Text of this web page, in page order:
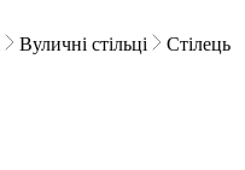
Вуличні стільці
Стілець